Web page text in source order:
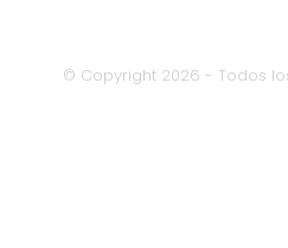
© Copyright 2026 - Todos